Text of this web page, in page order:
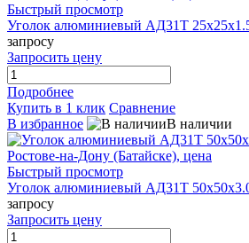
Быстрый просмотр
Уголок алюминиевый АД31Т
запросу
Запросить цену
Подробнее
Купить в 1 клик Сравнение
В избранное
В наличии
Быстрый просмотр
Уголок алюминиевый АД31Т
запросу
Запросить цену